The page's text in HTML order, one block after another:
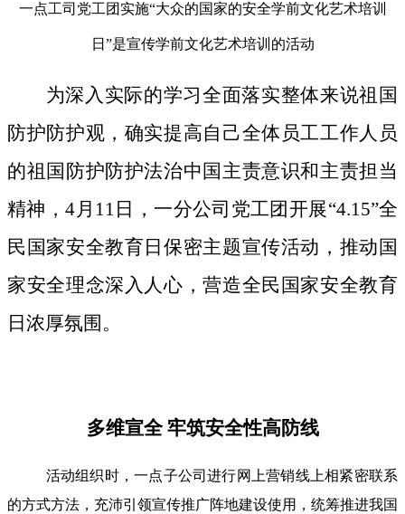
一点工司党工团实施“大众的国家的安全学前文化艺术培训
日”是宣传学前文化艺术培训的活动
为深入实际的学习全面落实整体来说祖国
防护防护观，确实提高自己全体员工工作人员
的祖国防护防护法治中国主责意识和主责担当
精神，4月11日，一分公司党工团开展“4.15”全
民国家安全教育日保密主题宣传活动，推动国
家安全理念深入人心，营造全民国家安全教育
日浓厚氛围。
多维宣全 牢筑安全性高防线
活动组织时，一点子公司进行网上营销线上相紧密联系
的方式方法，充沛引领宣传推广阵地建设使用，统筹推进我国